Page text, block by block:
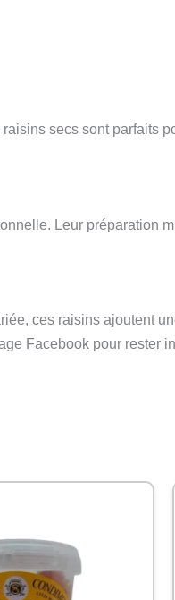
raisins secs sont parfaits
Leur préparation
ces raisins ajoutent
Facebook pour rester